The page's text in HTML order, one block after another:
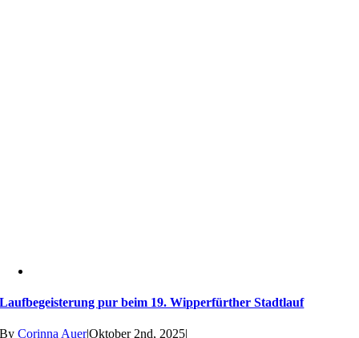
Laufbegeisterung pur beim 19. Wipperfürther Stadtlauf
ByCorinna Auer|Oktober 2nd, 2025|